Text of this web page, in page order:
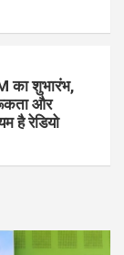
का शुभारंभ,
और
है रेडियो